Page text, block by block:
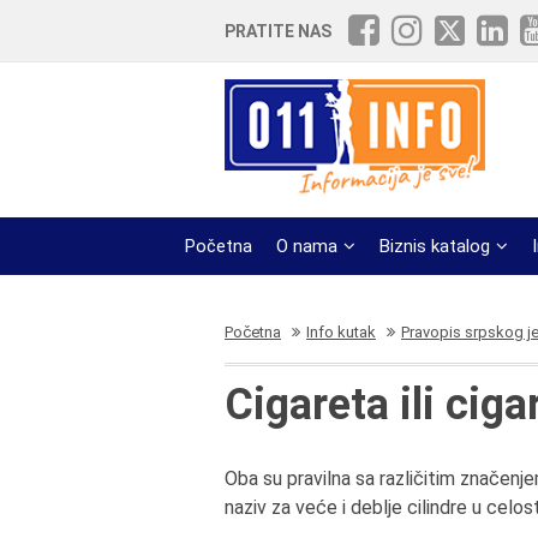
PRATITE NAS
Početna O nama Biznis katalog
Početna Info kutak Pravopis srpskog
Cigareta ili
Oba su pravilna sa različitim
naziv za veće i deblje cilindre u